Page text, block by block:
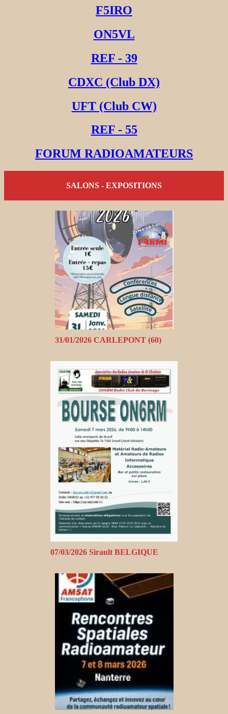
F5IRO
ON5VL
REF - 39
CDXC (Club DX)
UFT (Club CW)
REF - 55
FORUM RADIOAMATEURS
SALONS - EXPOSITIONS
31/01/2026 CARLEPONT (60)
07/03/2026 Sirault BELGIQUE